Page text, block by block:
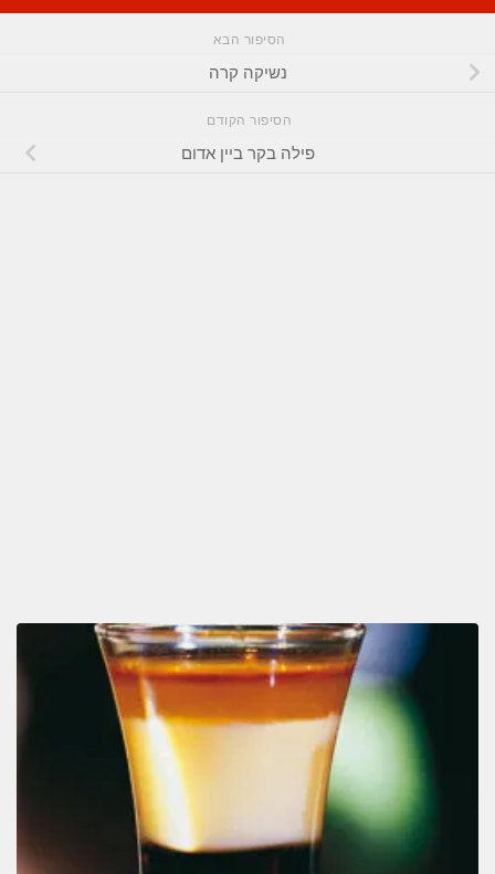
הסיפור הבא
נשיקה קרה
הסיפור הקודם
פילה בקר ביין אדום